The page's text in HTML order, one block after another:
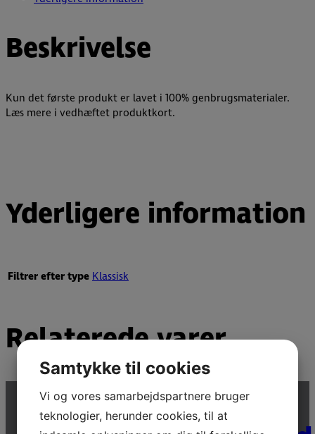
Beskrivelse
Kun det første produkt er lavet i 100% genbrugsmaterialer.
Læs mere i vedhæftet produktkort.
Yderligere information
Filtrer efter type Klassisk
Relaterede varer
Samtykke til cookies
Vi og vores samarbejdspartnere bruger
teknologier, herunder cookies, til at